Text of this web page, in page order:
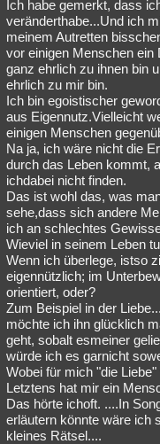
Ich habe gemerkt, dass
veränderthabe...Und ich
meinem Autretten
vor einigen Menschen ein
ganz ehrlich zu ihnen bin
ehrlich zu mir bin.
Ich bin egoistischer
aus Eigennutz.Vielleicht
einigen Menschen
Na ja, ich wäre nicht die
durch das Leben kommt,
ichdabei nicht finden.
Das ist wohl das, was
sehe,dass sich andere
ich an schlechtes
Wieviel in seinem Leben
Wenn ich überlege, istso
eigennützlich; im
orientiert, oder?
Zum Beispiel in der
möchte ich ihn glücklich
geht, sobalt esmeiner
würde ich es garnicht
Wobei für mich "die
Letztens hat mir ein
Das hörte ichoft. ....In
erläutern könnte wäre ich
kleines Rätsel....